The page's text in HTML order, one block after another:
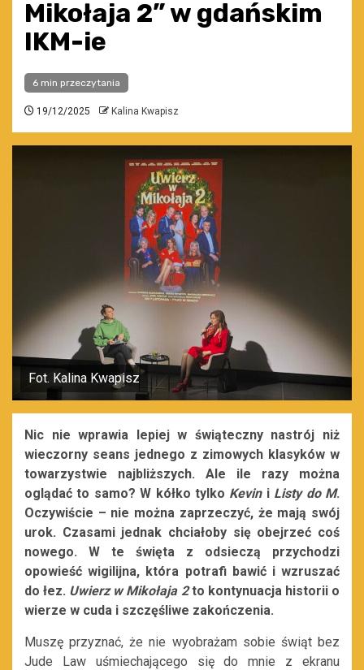
Mikołaja 2” w gdańskim
IKM-ie
6 min przeczytania
19/12/2025 Kalina Kwapisz
Fot. Kalina Kwapisz
Nic nie wprawia lepiej w świąteczny nastrój niż
wieczorny seans jednego z zimowych klasyków w
towarzystwie najbliższych. Ale ile razy można
oglądać to samo? W kółko tylko Kevini Listy do M.
Oczywiście – nie można zaprzeczyć, że mają swój
urok. Czasami jednak chciałoby się obejrzeć coś
nowego. W te święta z odsieczą przychodzi
opowieść wigilijna, która potrafi bawić i wzruszać
do łez. Uwierz w Mikołaja 2to kontynuacja historii o
wierze w cuda i szczęśliwe zakończenia.
Muszę przyznać, że nie wyobrażam sobie świąt bez
Jude Law uśmiechającego się do mnie z ekranu